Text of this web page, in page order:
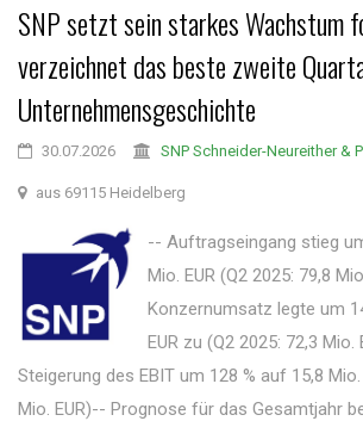
SNP setzt sein starkes Wachstum
verzeichnet das beste zweite
Unternehmensgeschichte
30.07.2026 SNP Schneider-Neureither &
aus 69115 Heidelberg
-- Auftragseingang stieg
Mio. EUR (Q2 2025: 79,8
Konzernumsatz legte um
EUR zu (Q2 2025: 72,3
Steigerung des EBIT um 128 % auf 15,8 Mio.
Mio. EUR)-- Prognose für das Gesamtjahr